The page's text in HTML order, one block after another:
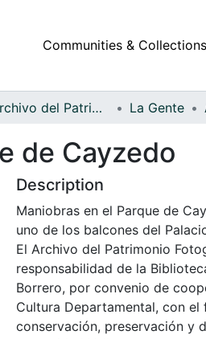
Communities & Collections
Fondo Archivo del Patrimonio Fotográfico y Fílmico del Valle del Cauca La Gente
de Cayzedo
Description
Maniobras en el Parque de
uno de los balcones del
El Archivo del Patrimonio
responsabilidad de la
Borrero, por convenio de
Cultura Departamental, con el
conservación, preservación y